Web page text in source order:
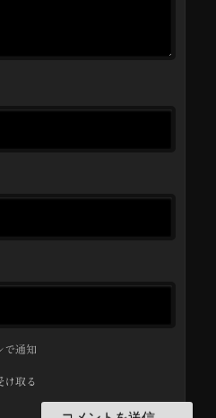
で通知
け取る